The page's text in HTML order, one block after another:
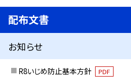
配布文書
お知らせ
R8いじめ防止基本方針 PDF